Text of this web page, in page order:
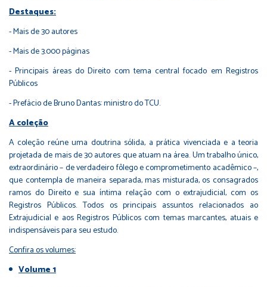
Destaques:
- Mais de 30 autores
- Mais de 3.000 páginas
- Principais áreas do Direito com tema central focado em Registros
Públicos
- Prefácio de Bruno Dantas: ministro do TCU.
A coleção
A coleção reúne uma doutrina sólida, a prática vivenciada e a teoria
projetada de mais de 30 autores que atuam na área. Um trabalho único,
extraordinário – de verdadeiro fôlego e comprometimento acadêmico –,
que contempla de maneira separada, mas misturada, os consagrados
ramos do Direito e sua íntima relação com o extrajudicial, com os
Registros Públicos. Todos os principais assuntos relacionados ao
Extrajudicial e aos Registros Públicos com temas marcantes, atuais e
indispensáveis para seu estudo.
Confira os volumes:
Volume 1